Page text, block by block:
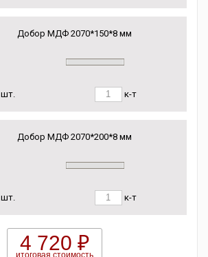
Добор МДФ 2070*150*8 мм
шт. к-т
Добор МДФ 2070*200*8 мм
шт. к-т
4 720 ₽
итоговая стоимость